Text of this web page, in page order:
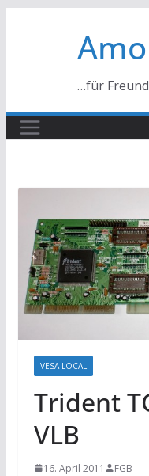
…für
VESA LOCAL
Trident
VLB
16. April 2011 FGB